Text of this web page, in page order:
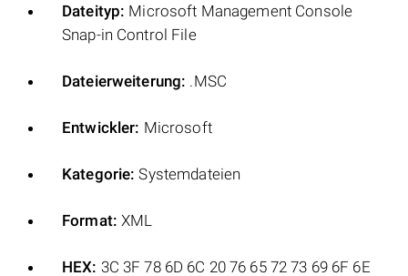
Dateityp: Microsoft Management Console
Snap-in Control File
Dateierweiterung: .MSC
Entwickler: Microsoft
Kategorie: Systemdateien
Format: XML
HEX: 3C 3F 78 6D 6C 20 76 65 72 73 69 6F 6E